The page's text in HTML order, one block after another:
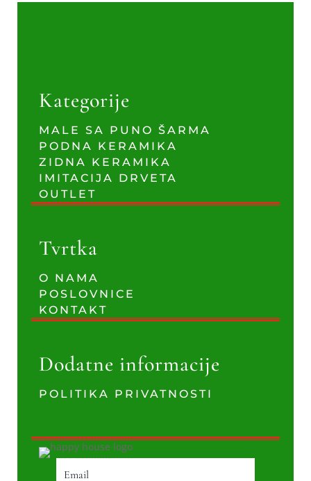
Kategorije
MALE SA PUNO ŠARMA
PODNA KERAMIKA
ZIDNA KERAMIKA
IMITACIJA DRVETA
OUTLET
Tvrtka
O NAMA
POSLOVNICE
KONTAKT
Dodatne informacije
POLITIKA PRIVATNOSTI